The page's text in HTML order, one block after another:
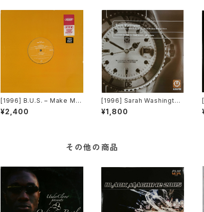
[1996] B.U.S. – Make Me
Happy [Paratone][在庫B]
¥2,400
[1996] Sarah Washington
– Everything (Mood II Swi
ng / Torrales & Mendoza
¥1,800
その他の商品